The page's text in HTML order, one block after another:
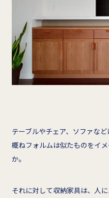
テーブルやチェア、ソファな
概ねフォルムは似たものをイ
か。
それに対して収納家具は、人